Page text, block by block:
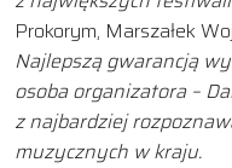
Prokorym, Marszałek
Najlepszągwarancją wy
osobaorganizatora – Da
z najbardziejrozpoznaw
muzycznych w kraju.